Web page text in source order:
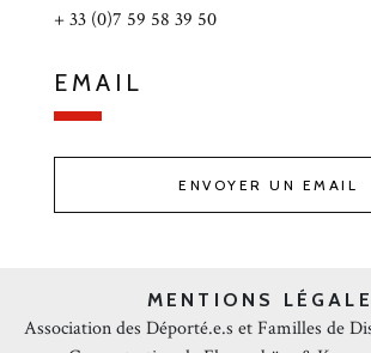
+ 33 (0)7 59 58 39 50
EMAIL
ENVOYER UN EMAIL
MENTIONS
Association des Déporté.e.s et Familles de